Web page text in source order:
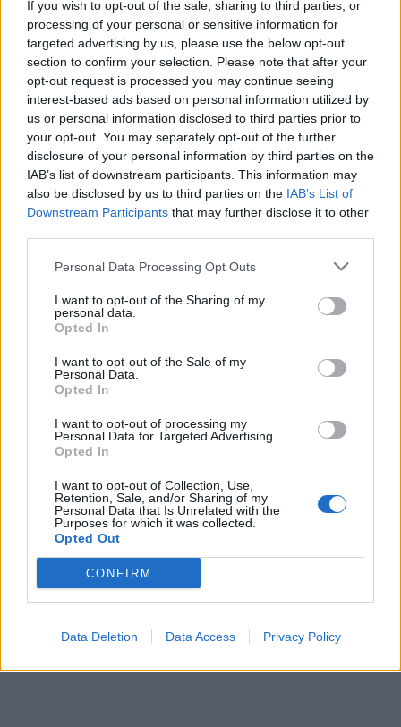
If you wish to opt-out of the sale, sharing to third parties, or
processing of your personal or sensitive information for
targeted advertising by us, please use the below opt-out
section to confirm your selection. Please note that after your
opt-out request is processed you may continue seeing
interest-based ads based on personal information utilized by
us or personal information disclosed to third parties prior to
your opt-out. You may separately opt-out of the further
disclosure of your personal information by third parties on the
IAB’s list of downstream participants. This information may
also be disclosed by us to third parties on the IAB’s List of
Downstream Participants that may further disclose it to other
Personal Data Processing Opt Outs
I want to opt-out of the Sharing of my
personal data.
Opted In
I want to opt-out of the Sale of my
Personal Data.
Opted In
I want to opt-out of processing my
Personal Data for Targeted Advertising.
Opted In
I want to opt-out of Collection, Use,
Retention, Sale, and/or Sharing of my
Personal Data that Is Unrelated with the
Purposes for which it was collected.
Opted Out
CONFIRM
Data Deletion Data Access Privacy Policy
maitotai laajemmin samasta aihealueesta
Ruoka-osioistamme.
Ilmoita virheestä·Tietoa meistä·Toimitusperiaatteet